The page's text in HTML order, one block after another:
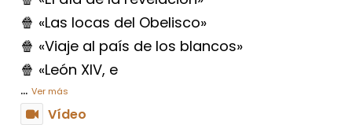
🍿 «Las locas del Obelisco»
🍿 «Viaje al país de los blancos»
🍿 «León XIV, e
... Ver más
Vídeo